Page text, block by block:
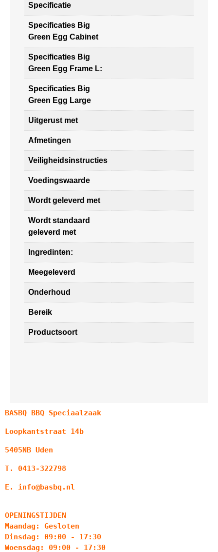
Specificatie
Specificaties Big
Green Egg Cabinet
Specificaties Big
Green Egg Frame L:
Specificaties Big
Green Egg Large
Uitgerust met
Afmetingen
Veiligheidsinstructies
Voedingswaarde
Wordt geleverd met
Wordt standaard
geleverd met
Ingredinten:
Meegeleverd
Onderhoud
Bereik
Productsoort
BASBQ BBQ Speciaalzaak
Loopkantstraat 14b
5405NB Uden
T. 0413-322798
E. info@basbq.nl
OPENINGSTIJDEN
Maandag: Gesloten
Dinsdag: 09:00 - 17:30
Woensdag: 09:00 - 17:30